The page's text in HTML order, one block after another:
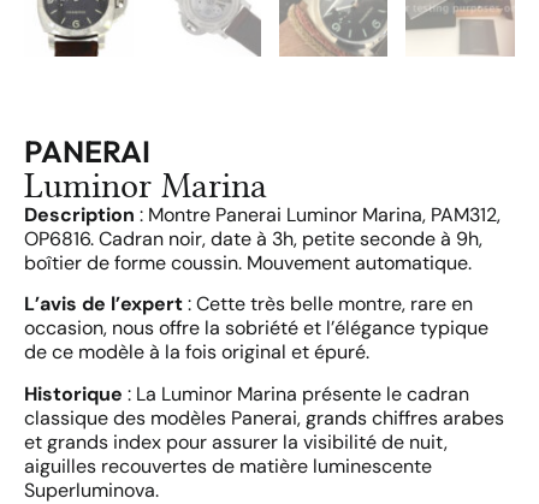
PANERAI
Luminor Marina
Description : Montre Panerai Luminor Marina, PAM312,
OP6816. Cadran noir, date à 3h, petite seconde à 9h,
boîtier de forme coussin. Mouvement automatique.
L’avis de l’expert: Cette très belle montre, rare en
occasion, nous offre la sobriété et l’élégance typique
de ce modèle à la fois original et épuré.
Historique : La Luminor Marina présente le cadran
classique des modèles Panerai, grands chiffres arabes
et grands index pour assurer la visibilité de nuit,
aiguilles recouvertes de matière luminescente
Superluminova.